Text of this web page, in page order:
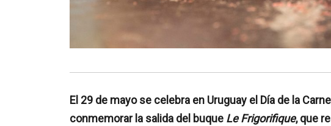
El 29 de mayo se celebra en Uruguay el Día de la
conmemorar la salida del buque Le Frigorifique, que